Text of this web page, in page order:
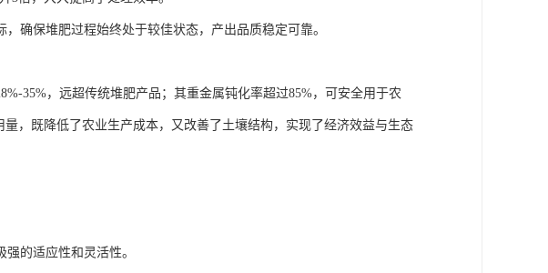
确保堆肥过程始终处于较佳状态，产出品质稳定可靠。
35%，远超传统堆肥产品；其重金属钝化率超过85%，可安全用于农
，既降低了农业生产成本，又改善了土壤结构，实现了经济效益与生态
的适应性和灵活性。